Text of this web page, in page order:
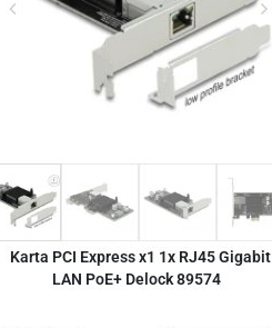
Karta PCI Express x1 1x RJ45 Gigabit
LAN PoE+ Delock 89574